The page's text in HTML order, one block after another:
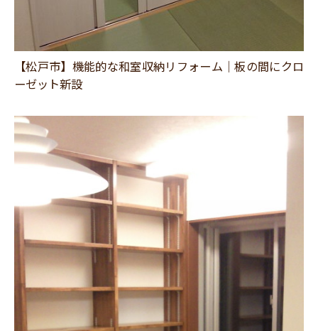
【松戸市】機能的な和室収納リフォーム｜板の間にクロ
ーゼット新設